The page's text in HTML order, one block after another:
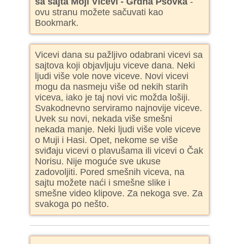
ovu stranu možete sačuvati kao
Bookmark.
Vicevi dana su pažljivo odabrani vicevi sa
sajtova koji objavljuju viceve dana. Neki
ljudi više vole nove viceve. Novi vicevi
mogu da nasmeju više od nekih starih
viceva, iako je taj novi vic možda lošiji.
Svakodnevno serviramo najnovije viceve.
Uvek su novi, nekada više smešni
nekada manje. Neki ljudi više vole viceve
o Muji i Hasi. Opet, nekome se više
sviđaju vicevi o plavušama ili vicevi o Čak
Norisu. Nije moguće sve ukuse
zadovoljiti. Pored smešnih viceva, na
sajtu možete naći i smešne slike i
smešne video klipove. Za nekoga sve. Za
svakoga po nešto.